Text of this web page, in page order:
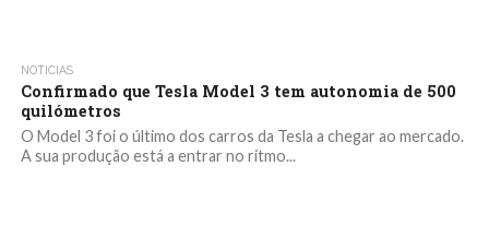
NOTICIAS
Confirmado que Tesla Model 3 tem autonomia de 500
quilómetros
O Model 3 foi o último dos carros da Tesla a chegar ao mercado.
A sua produção está a entrar no ritmo...